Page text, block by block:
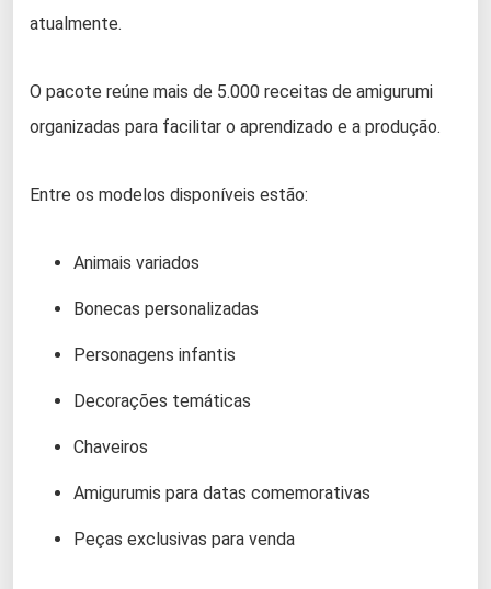
atualmente.
O pacote reúne mais de 5.000 receitas de amigurumi
organizadas para facilitar o aprendizado e a produção.
Entre os modelos disponíveis estão:
Animais variados
Bonecas personalizadas
Personagens infantis
Decorações temáticas
Chaveiros
Amigurumis para datas comemorativas
Peças exclusivas para venda